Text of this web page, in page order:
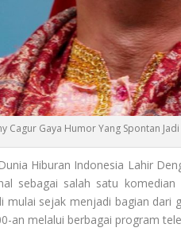
Cagur Gaya Humor Yang Spontan
Hiburan Indonesia Lahir
sebagai salah satu
mulai sejak menjadi bagian dari
an melalui berbagai program